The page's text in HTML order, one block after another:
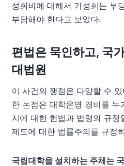
성회비에 대해서 기성회는 부
부담해야 한다고 보았다.
편법은 묵인하고, 국
대법원
이 사건의 쟁점은 다양할 수
한 논점은 대학운영 경비를 누
지에 대한 헌법과 법령의 규정
제도에 대한 법률주의를 규정
국립대학을 설치하는 주체는